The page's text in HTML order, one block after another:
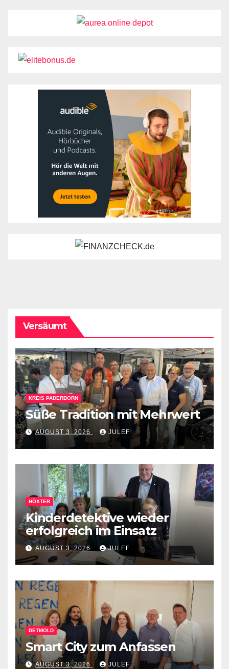
Versäumt
KREIS PADERBORN
Süße Tradition mit Mehrwert
AUGUST 3, 2026 JULEF
HÖXTER
Kinderdetektive wieder
erfolgreich im Einsatz
AUGUST 3, 2026 JULEF
DETMOLD
Smart City zum Anfassen
AUGUST 3, 2026 JULEF